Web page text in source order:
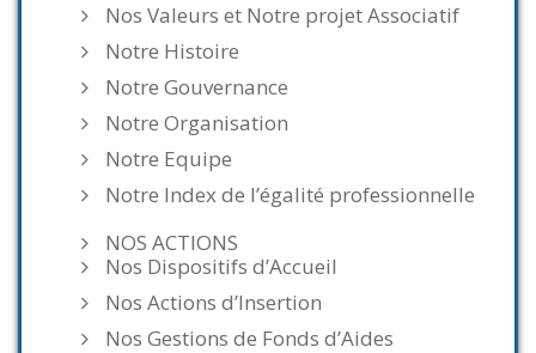
Nos Valeurs et Notre projet Associatif
Notre Histoire
Notre Gouvernance
Notre Organisation
Notre Equipe
Notre Index de l’égalité professionnelle
NOS ACTIONS
Nos Dispositifs d’Accueil
Nos Actions d’Insertion
Nos Gestions de Fonds d’Aides